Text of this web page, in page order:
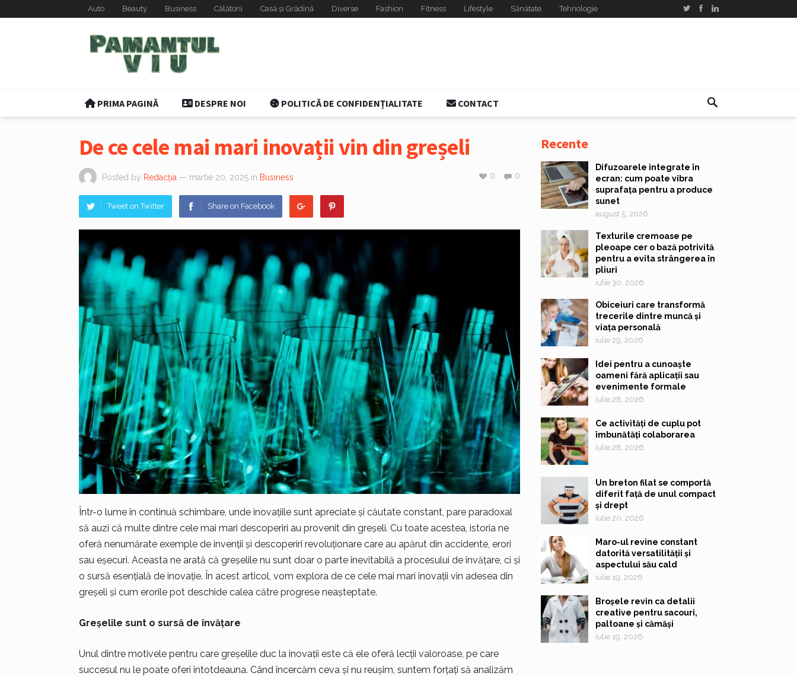
Auto Beauty Business Călătorii Casă și Grădină Diverse Fashion Fitness Lifestyle Sănătate Tehnologie
PRIMA PAGINĂ DESPRE NOI POLITICĂ DE CONFIDENȚIALITATE CONTACT
De ce cele mai mari inovații vin din greșeli
Posted by Redacția — martie 20, 2025 in Business 0
0
Tweet on Twitter Share on Facebook
Într-o lume în continuă schimbare, unde inovațiile sunt apreciate și căutate constant, pare paradoxal
să auzi că multe dintre cele mai mari descoperiri au provenit din greșeli. Cu toate acestea, istoria ne
oferă nenumărate exemple de invenții și descoperiri revoluționare care au apărut din accidente, erori
sau eșecuri. Aceasta ne arată că greșelile nu sunt doar o parte inevitabilă a procesului de învățare, ci și
o sursă esențială de inovație. În acest articol, vom explora de ce cele mai mari inovații vin adesea din
greșeli și cum erorile pot deschide calea către progrese neașteptate.
Greșelile sunt o sursă de învățare
Unul dintre motivele pentru care greșelile duc la inovații este că ele oferă lecții valoroase, pe care
succesul nu le poate oferi întotdeauna. Când încercăm ceva și nu reușim, suntem forțați să analizăm
Recente
Difuzoarele integrate în
ecran: cum poate vibra
suprafața pentru a produce
sunet
august 5, 2026
Texturile cremoase pe
pleoape cer o bază potrivită
pentru a evita strângerea în
pliuri
iulie 30, 2026
Obiceiuri care transformă
trecerile dintre muncă și
viața personală
iulie 29, 2026
Idei pentru a cunoaște
oameni fără aplicații sau
evenimente formale
iulie 28, 2026
Ce activități de cuplu pot
îmbunătăți colaborarea
iulie 28, 2026
Un breton filat se comportă
diferit față de unul compact
și drept
iulie 20, 2026
Maro-ul revine constant
datorită versatilității și
aspectului său cald
iulie 19, 2026
Broșele revin ca detalii
creative pentru sacouri,
paltoane și cămăși
iulie 19, 2026